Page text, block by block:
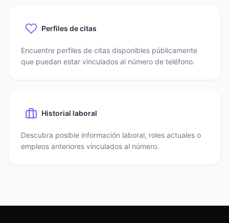
Perfiles de citas
Encuentre perfiles de citas disponibles públicamente
que puedan estar vinculados al número de teléfono.
Historial laboral
Descubra posible información laboral, roles actuales o
empleos anteriores vinculados al número.